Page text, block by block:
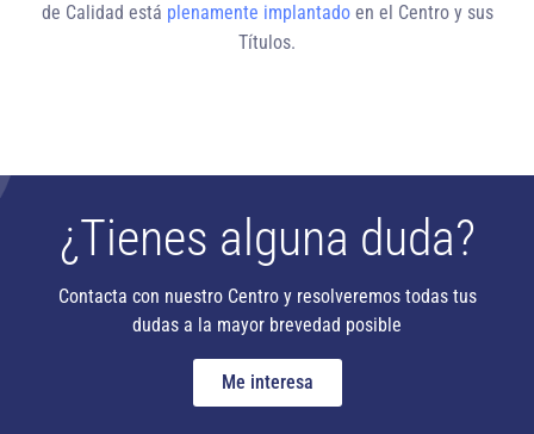
de Calidad está plenamente implantadoen el Centro y sus
Títulos.
¿Tienes alguna duda?
Contacta con nuestro Centro y resolveremos todas tus
dudas a la mayor brevedad posible
Me interesa